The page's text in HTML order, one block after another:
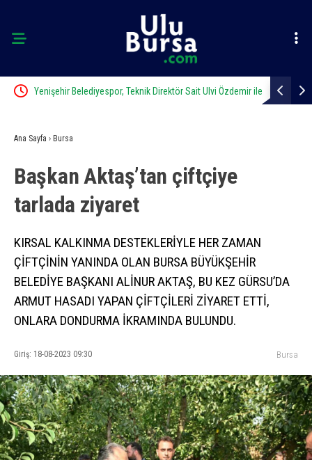
Yenişehir Belediyespor, Teknik Direktör Sait Ulvi Özdemir ile Bisikletiyle
Ana Sayfa › Bursa
Başkan Aktaş’tan çiftçiye
tarlada ziyaret
KIRSAL KALKINMA DESTEKLERİYLE HER ZAMAN
ÇİFTÇİNİN YANINDA OLAN BURSA BÜYÜKŞEHİR
BELEDİYE BAŞKANI ALİNUR AKTAŞ, BU KEZ GÜRSU’DA
ARMUT HASADI YAPAN ÇİFTÇİLERİ ZİYARET ETTİ,
ONLARA DONDURMA İKRAMINDA BULUNDU.
Giriş: 18-08-2023 09:30 Bursa